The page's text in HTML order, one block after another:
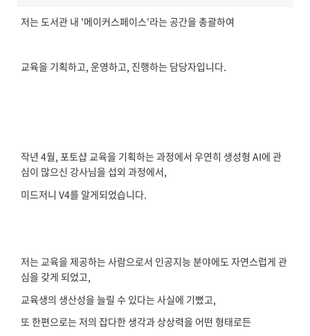
저는 도서관 내 '메이커스페이스'라는 공간을 총괄하여
교육을 기획하고, 운영하고, 진행하는 담당자입니다.
작년 4월, 포토샵 교육을 기획하는 과정에서 우연히 생성형 AI에 관
심이 많으신 강사님을 섭외 과정에서,
미드저니 V4를 알게되었습니다.
저는 교육을 제공하는 사람으로서 인공지능 분야에도 자연스럽게 관
심을 갖게 되었고,
교육생의 생산성을 늘릴 수 있다는 사실에 기뻤고,
또 한편으로는 저의 잡다한 생각과 상상력을 어떤 형태로든